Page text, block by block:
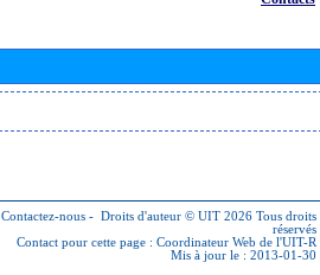
Contactez-nous - Droits d'auteur © UIT 2026 Tous droits
réservés
Contact pour cette page : Coordinateur Web de l'UIT-R
Mis à jour le : 2013-01-30